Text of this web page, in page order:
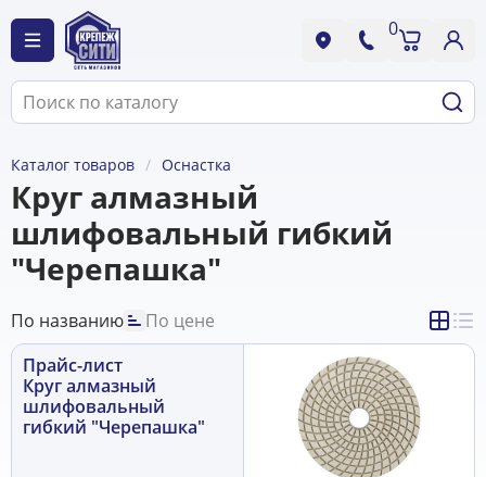
0
Каталог товаров Оснастка
Круг алмазный
шлифовальный гибкий
"Черепашка"
По названию
По цене
Прайс-лист
Круг алмазный
шлифовальный
гибкий "Черепашка"